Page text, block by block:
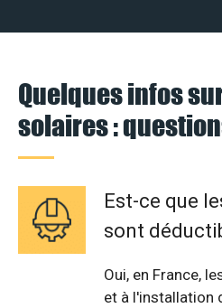
Quelques infos
solaires :
Est-ce que
sont
Oui, en France,
et à l'installation